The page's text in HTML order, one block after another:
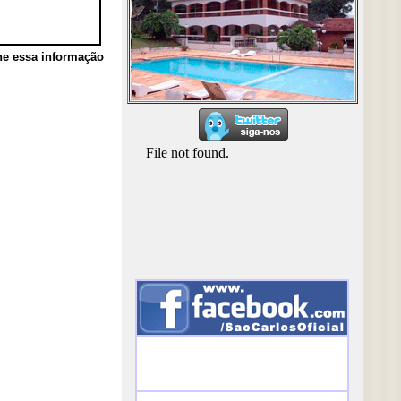
essa informação